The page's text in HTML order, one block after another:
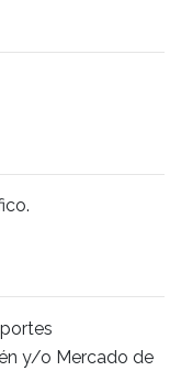
y/o Mercado de